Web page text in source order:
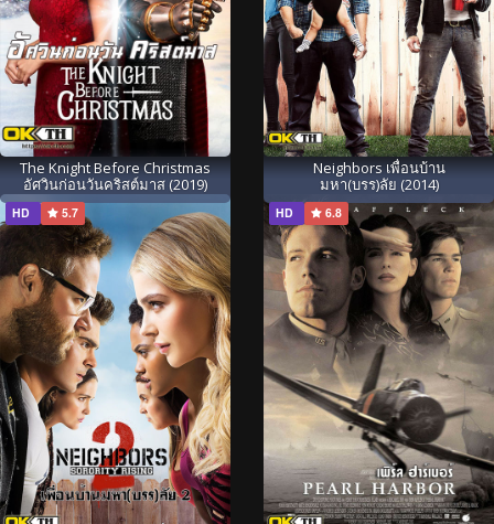
The Knight Before Christmas
อัศวินก่อนวันคริสต์มาส (2019)
Neighbors เพื่อนบ้าน
มหา(บรร)ลัย (2014)
HD 5.7 HD 6.8